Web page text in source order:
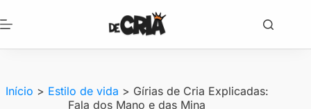
para
conteúdo
Início > Estilo de vida > Gírias de Cria Explicadas:
Fala dos Mano e das Mina